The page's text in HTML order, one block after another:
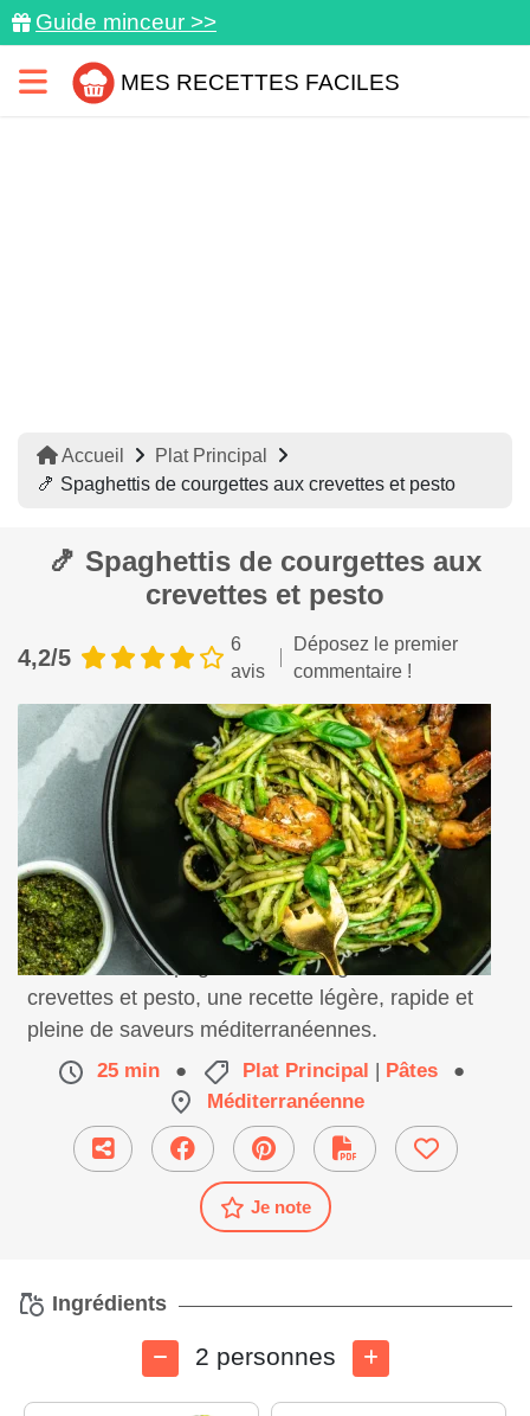
Guide minceur >>
MES RECETTES FACILES
Accueil
Plat Principal
🍤 Spaghettis de courgettes aux crevettes et pesto
🍤 Spaghettis de courgettes aux
crevettes et pesto
4,2/5
6
avis
Déposez le premier
commentaire !
Savourez des spaghettis de courgettes aux
crevettes et pesto, une recette légère, rapide et
pleine de saveurs méditerranéennes.
25 min ● Plat Principal | Pâtes
●
Méditerranéenne
Je note
Ingrédients
2 personnes